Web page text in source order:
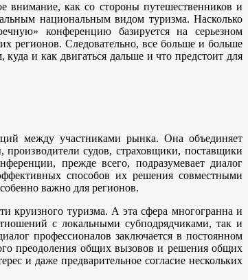
внимание, как со стороны путешественников и
национальным видом туризма. Насколько
конференцию базируется на серьезном
регионов. Следовательно, все больше и больше
и как двигаться дальше и что предстоит для
между участниками рынка. Она объединяет
производители судов, страховщики, поставщики
прежде всего, подразумевает диалог
способов их решения совместными
важно для регионов.
круизного туризма. А эта сфера многогранна и
с локальными субподрядчиками, так и
профессионалов заключается в постоянном
преодоления общих вызовов и решения общих
и даже предварительное согласие нескольких